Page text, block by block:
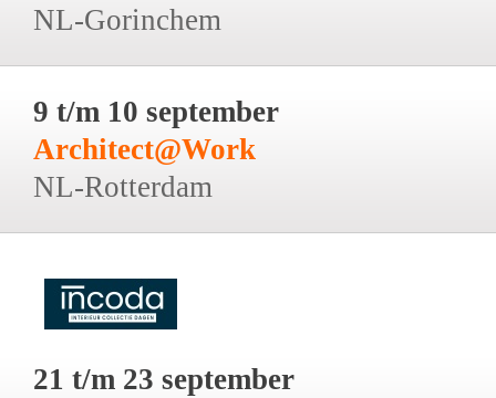
NL-Gorinchem
9 t/m 10 september
Architect@Work
NL-Rotterdam
21 t/m 23 september